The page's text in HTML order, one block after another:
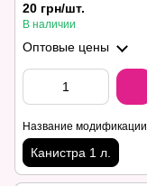
20 грн/шт.
В наличии
Оптовые цены
Название модификации
Канистра 1 л.